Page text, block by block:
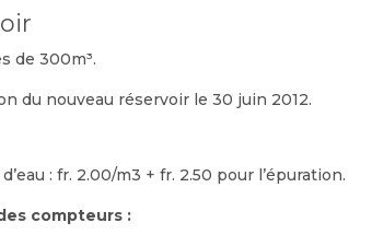
de 300m³.
du nouveau réservoir le 30 juin 2012.
: fr. 2.00/m3 + fr. 2.50 pour l’épuration.
compteurs :